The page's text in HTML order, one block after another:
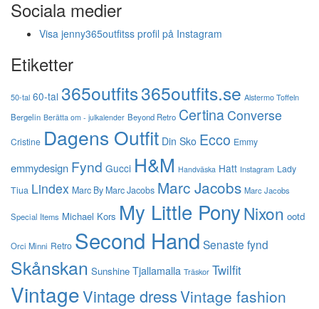
Sociala medier
Visa jenny365outfitss profil på Instagram
Etiketter
50-tal 60-tal 365outfits365outfits.se Alstermo Toffeln
Bergelin Berätta om - julkalender Beyond Retro CertinaConverse
Cristine Dagens Outfit Din Sko Ecco Emmy
emmydesign Fynd Gucci H&M Handväska Hatt Instagram Lady
Tiua Lindex Marc By Marc Jacobs Marc Jacobs Marc Jacobs
Special Items Michael Kors My Little PonyNixon ootd
Orci Minni Retro Second Hand Senaste fynd
Skånskan Sunshine Tjallamalla Träskor Twilfit
VintageVintage dressVintage fashion